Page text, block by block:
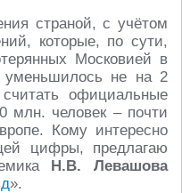
страной, с учётом
которые, по сути,
Московией в
уменьшилось не на 2
официальные
млн. человек – почти
Кому интересно
цифры, предлагаю
Н.В. Левашова
».